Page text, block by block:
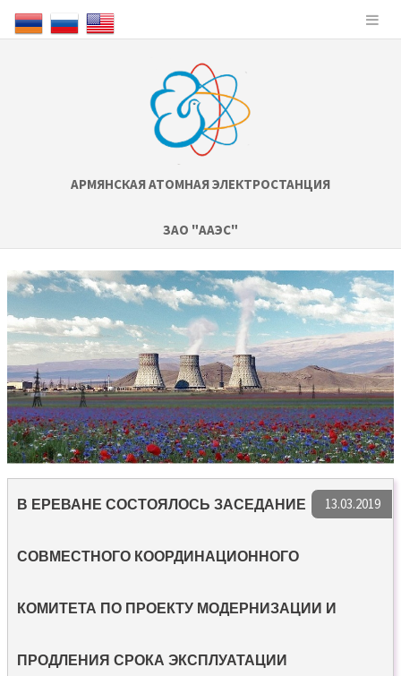
АРМЯНСКАЯ АТОМНАЯ ЭЛЕКТРОСТАНЦИЯ
ЗАО "ААЭС"
13.03.2019
В ЕРЕВАНЕ СОСТОЯЛОСЬ ЗАСЕДАНИЕ
СОВМЕСТНОГО КООРДИНАЦИОННОГО
КОМИТЕТА ПО ПРОЕКТУ МОДЕРНИЗАЦИИ И
ПРОДЛЕНИЯ СРОКА ЭКСПЛУАТАЦИИ